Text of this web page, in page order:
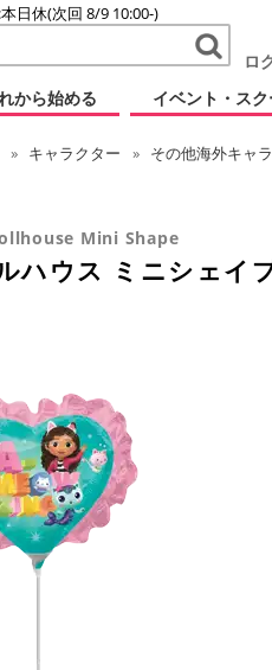
:本日休(次回 8/9 10:00-)
ロ
から始める イベント・ス
キャラクター その他海外キャ
Mini Shape
ハウス ミニシェイ